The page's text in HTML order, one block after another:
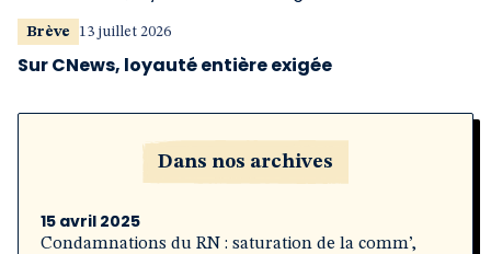
Brève 13 juillet 2026
Sur CNews, loyauté entière exigée
Dans nos archives
15 avril 2025
Condamnations du RN : saturation de la comm’,